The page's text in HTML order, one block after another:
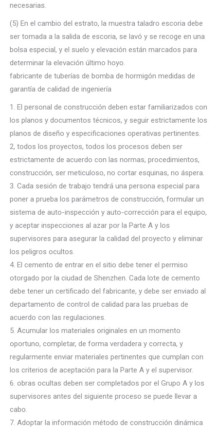
necesarias.
(5) En el cambio del estrato, la muestra taladro escoria debe
ser tomada a la salida de escoria, se lavó y se recoge en una
bolsa especial, y el suelo y elevación están marcados para
determinar la elevación último hoyo.
fabricante de tuberías de bomba de hormigón medidas de
garantía de calidad de ingeniería
1. El personal de construcción deben estar familiarizados con
los planos y documentos técnicos, y seguir estrictamente los
planos de diseño y especificaciones operativas pertinentes.
2, todos los proyectos, todos los procesos deben ser
estrictamente de acuerdo con las normas, procedimientos,
construcción, ser meticuloso, no cortar esquinas, no áspera.
3. Cada sesión de trabajo tendrá una persona especial para
poner a prueba los parámetros de construcción, formular un
sistema de auto-inspección y auto-corrección para el equipo,
y aceptar inspecciones al azar por la Parte A y los
supervisores para asegurar la calidad del proyecto y eliminar
los peligros ocultos.
4. El cemento de entrar en el sitio debe tener el permiso
otorgado por la ciudad de Shenzhen. Cada lote de cemento
debe tener un certificado del fabricante, y debe ser enviado al
departamento de control de calidad para las pruebas de
acuerdo con las regulaciones.
5. Acumular los materiales originales en un momento
oportuno, completar, de forma verdadera y correcta, y
regularmente enviar materiales pertinentes que cumplan con
los criterios de aceptación para la Parte A y el supervisor.
6. obras ocultas deben ser completados por el Grupo A y los
supervisores antes del siguiente proceso se puede llevar a
cabo.
7. Adoptar la información método de construcción dinámica